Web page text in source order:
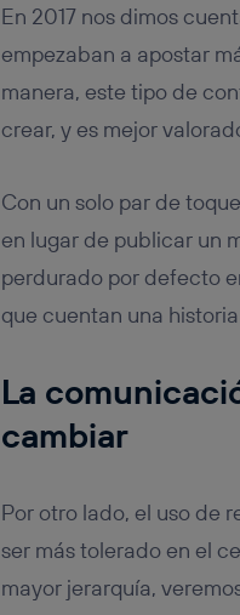
En 2017 nos dimos
empezaban a apostar
manera, este tipo de
crear, y es mejor
Con un solo par de
en lugar de publicar un
perdurado por defecto
que cuentan una
La
cambiar
Por otro lado, el uso de
ser más tolerado en el
mayor jerarquía,